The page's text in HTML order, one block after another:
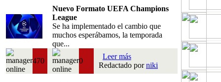
Nuevo Formato UEFA Champions
League
Se ha implementado el cambio que
muchos esperábamos, la temporada
que...
470 0
Leer más
Redactado porniki